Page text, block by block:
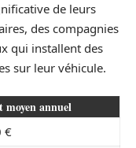
de leurs
des compagnies
qui installent des
sur leur véhicule.
moyen annuel
€